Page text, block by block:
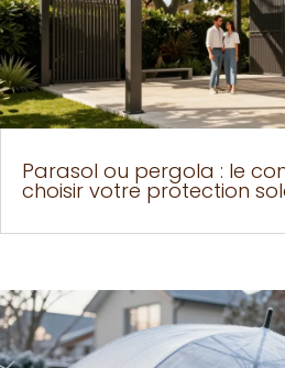
Parasol ou pergola : le
choisir votre protection